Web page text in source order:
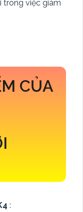
trong việc giám
CỦA
: